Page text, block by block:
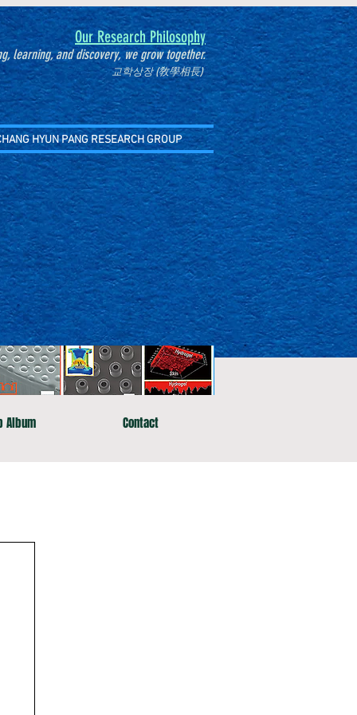
Our Research Philosophy
learning, and discovery, we grow together.
교학상장 (敎學相長)
HYUN PANG RESEARCH GROUP
Album Contact